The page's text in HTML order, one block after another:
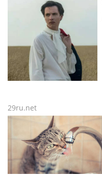
29ru.net